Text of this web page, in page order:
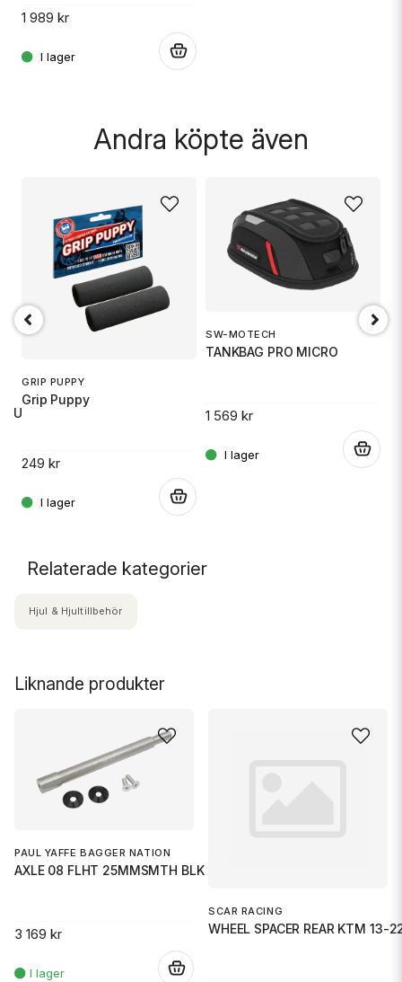
Skicka fråga
1 989 kr
Andra köpte även
RU
GRIP PUPPY
Grip Puppy
249 kr
SW-MOTECH
TANKBAG PRO MICRO
1 569 kr
Liknande produkter
PAUL YAFFE BAGGER NATION
AXLE 08 FLHT 25MMSMTH BLK
3 169 kr
SCAR RACING
WHEEL SPACER REAR KTM 13-
Relaterade kategorier
Hjul & Hjultillbehör